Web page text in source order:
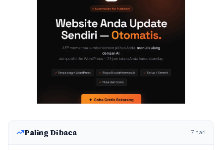
Paling Dibaca 7 hari